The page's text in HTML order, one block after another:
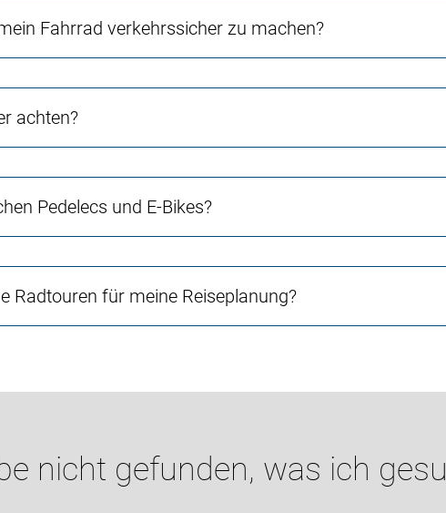
Fahrrad verkehrssicher zu machen?
achten?
Pedelecs und E-Bikes?
Radtouren für meine Reiseplanung?
nicht gefunden, was ich